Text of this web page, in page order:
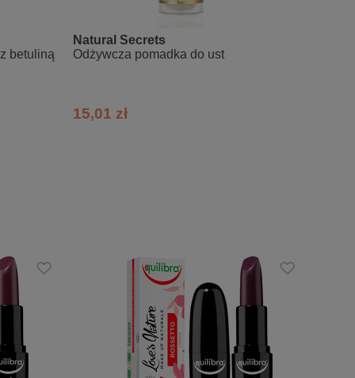
betuliną
Natural Secrets
Odżywcza pomadka do ust
15,01 zł